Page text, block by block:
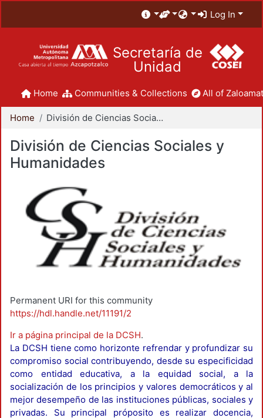
Log In
Secretaría de
Unidad
Home Communities & Collections All of
Home División de Ciencias Sociales y Humanidades
División de Ciencias Sociales y
Humanidades
Permanent URI for this community
https://hdl.handle.net/11191/2
Ir a página principal de la DCSH.
La DCSH tiene como horizonte refrendar y profundizar su
compromiso social contribuyendo, desde su especificidad
como entidad educativa, a la equidad social, a la
socialización de los principios y valores democráticos y al
mejor desempeño de las instituciones públicas, sociales y
privadas. Su principal próposito es realizar docencia,